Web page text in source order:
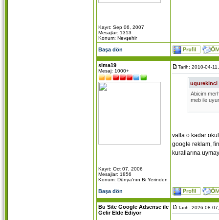
Kayıt: Sep 06, 2007
Mesajlar: 1313
Konum: Nevşehir
Başa dön
sima19
Mesaj: 1000+
Kayıt: Oct 07, 2006
Mesajlar: 1856
Konum: Dünya'nın Bi Yerinden
Tarih: 2010-04-
ugurekinci
Abicim
meb ile
valla o kadar
google reklam,
kurallarına
Başa dön
Bu Site Google Adsense ile
Gelir Elde Ediyor
Tarih: 2026-08-